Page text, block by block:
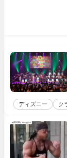
ディズニー ク